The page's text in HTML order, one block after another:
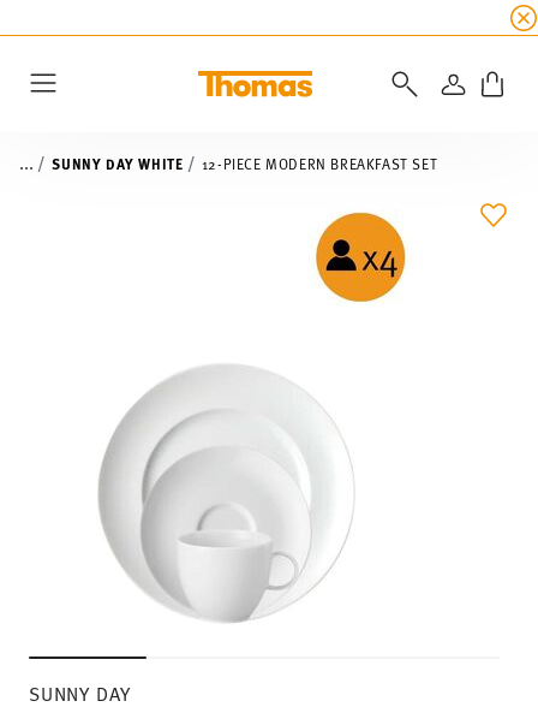
☀️ Up to 45% discount on all
LOGIN
... SUNNY DAY WHITE 12-PIECE MODERN BREAKFAST SET
SUNNY DAY
ADD